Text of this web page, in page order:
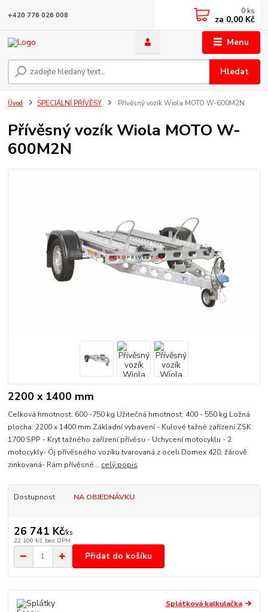
Menu
Hledat
+420 776 026 008 0 ks
za 0,00 Kč
Úvod SPECIÁLNÍ PŘÍVĚSY Přívěsný vozík Wiola MOTO W-600M2N
Přívěsný vozík Wiola MOTO W-
600M2N
2200 x 1400 mm
Celková hmotnost: 600 -750 kg Užitečná hmotnost: 400 - 550 kg Ložná
plocha: 2200 x 1400 mm Základní vybavení - Kulové tažné zařízení ZSK
1700 SPP - Kryt tažného zařízení přívěsu - Uchycení motocyklu - 2
motocykly- Ój přívěsného vozíku tvarovaná z oceli Domex 420, žárově
zinkovaná- Rám přívěsné... celý popis
Dostupnost NA OBJEDNÁVKU
26 741 Kč/ks
22 100 Kč bez DPH
Přidat do košíku
Splátková kalkulačka